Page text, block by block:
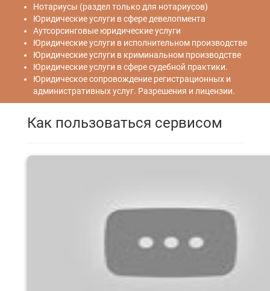
Нотариусы (раздел только для нотариусов)
Юридические услуги в сфере девелопмента
Аутсорсинговые юридические услуги
Юридические услуги в исполнительном производстве
Юридические услуги в криминальном производстве
Юридические услуги в сфере судебной практики.
Юридическое сопровождение регистрационных и
административных услуг. Разрешения и лицензии.
Как пользоваться сервисом